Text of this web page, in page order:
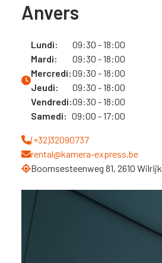
Anvers
Lundi:
09:30 - 18:00
Mardi:
09:30 - 18:00
Mercredi:09:30 - 18:00
Jeudi:
09:30 - 18:00
Vendredi:09:30 - 18:00
Samedi: 09:00 - 17:00
(+32)32090737
rental@kamera-express.be
Boomsesteenweg 81, 2610 Wilrijk